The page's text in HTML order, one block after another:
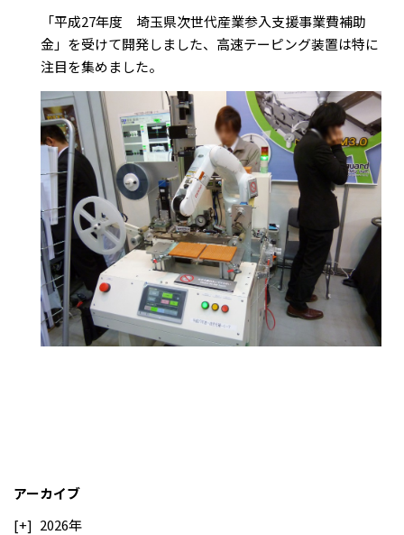
「平成27年度 埼玉県次世代産業参入支援事業費補助
金」を受けて開発しました、高速テーピング装置は特に
注目を集めました。
アーカイブ
2026年